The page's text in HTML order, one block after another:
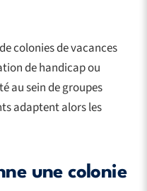
colonies de vacances
de handicap ou
au sein de groupes
adaptent alors les
une colonie